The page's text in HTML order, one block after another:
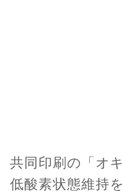
共同印刷の「オ
低酸素状態維持